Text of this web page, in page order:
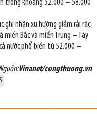
trong khoảng 52.000 – 58.000
ghi nhận xu hướng giảm rải rác
miền Bắc và miền Trung – Tây
nước phổ biến từ 52.000 –
Vinanet/congthuong.vn